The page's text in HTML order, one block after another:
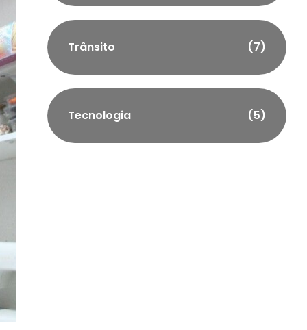
Trânsito (7)
Tecnologia (5)